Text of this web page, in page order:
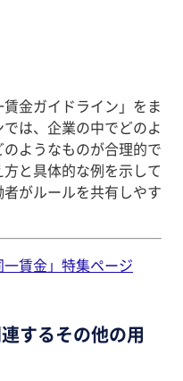
金ガイドライン」をま
は、企業の中でどのよ
ようなものが合理的で
と具体的な例を示して
がルールを共有しやす
一賃金」特集ページ
するその他の用